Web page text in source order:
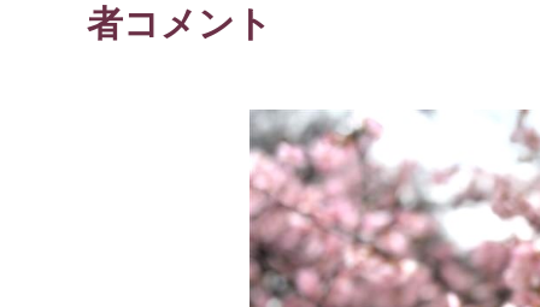
者コメント